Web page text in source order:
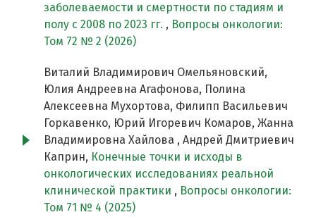
заболеваемости и смертности по стадиям и
полу c 2008 по 2023 гг. , Вопросы онкологии:
Том 72 № 2 (2026)
Виталий Владимирович Омельяновский,
Юлия Андреевна Агафонова, Полина
Алексеевна Мухортова, Филипп Васильевич
Горкавенко, Юрий Игоревич Комаров, Жанна
Владимировна Хайлова , Андрей Дмитриевич
Каприн, Конечные точки и исходы в
онкологических исследованиях реальной
клинической практики , Вопросы онкологии:
Том 71 № 4 (2025)